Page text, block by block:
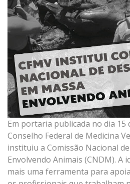
Em portaria publicada no dia 15
Conselho Federal de Medicina
instituiu a Comissão Nacional
Envolvendo Animais (CNDM). A
mais uma ferramenta para